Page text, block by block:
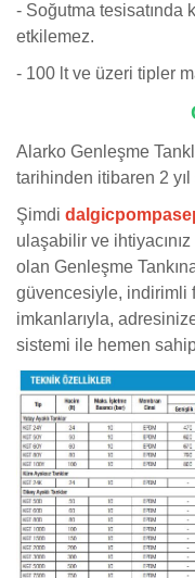
- Soğutma tesisatında
etkilemez.
- 100 lt ve üzeri tipler
Alarko Genleşme
tarihinden itibaren 2 yıl
Şimdi
ulaşabilir ve ihtiyacınız
olan Genleşme
güvencesiyle, indirimli
imkanlarıyla,
sistemi ile hemen